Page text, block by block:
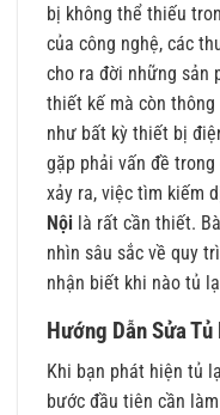
bị không thể thiếu
của công nghệ, các
cho ra đời những sản
thiết kế mà còn
như bất kỳ thiết bị
gặp phải vấn đề
xảy ra, việc tìm kiếm
Nội là rất cần thiết.
nhìn sâu sắc về quy
nhận biết khi nào tủ
Hướng Dẫn Sửa
Khi bạn phát hiện tủ
bước đầu tiên cần